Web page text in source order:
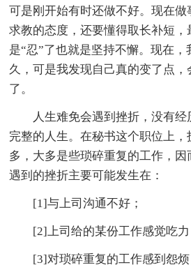
可是刚开始有时还做不好。现在
求教的态度，还要懂得取长补短，
是“忍”了也就是坚持不懈。现在
久，可是我发现自己真的变了点
了。
人生难免会遇到挫折，没有
完整的人生。在秘书这个职位上，
多，大多是些琐碎重复的工作，
遇到的挫折主要可能发生在：
[1]与上司沟通不好；
[2]上司给的某份工作感觉吃力
[3]对琐碎重复的工作感到怨烦